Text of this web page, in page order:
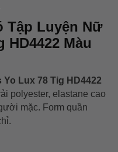
Tập Luyện Nữ
HD4422 Màu
Lux 78 Tig HD4422
polyester, elastane cao
mặc. Form quần